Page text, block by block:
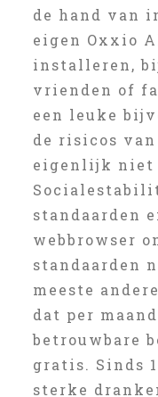
de hand van
eigen Oxxio
installeren,
vrienden of
een leuke
de risicos
eigenlijk niet
standaarden
webbrowser
standaarden
meeste
dat per
betrouwbare
gratis. Sinds
sterke